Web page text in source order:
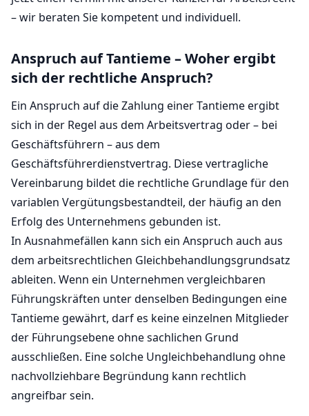
– wir beraten Sie kompetent und individuell.
Anspruch auf Tantieme – Woher ergibt
sich der rechtliche Anspruch?
Ein Anspruch auf die Zahlung einer Tantieme ergibt
sich in der Regel aus dem Arbeitsvertrag oder – bei
Geschäftsführern – aus dem
Geschäftsführerdienstvertrag. Diese vertragliche
Vereinbarung bildet die rechtliche Grundlage für den
variablen Vergütungsbestandteil, der häufig an den
Erfolg des Unternehmens gebunden ist.
In Ausnahmefällen kann sich ein Anspruch auch aus
dem arbeitsrechtlichen Gleichbehandlungsgrundsatz
ableiten. Wenn ein Unternehmen vergleichbaren
Führungskräften unter denselben Bedingungen eine
Tantieme gewährt, darf es keine einzelnen Mitglieder
der Führungsebene ohne sachlichen Grund
ausschließen. Eine solche Ungleichbehandlung ohne
nachvollziehbare Begründung kann rechtlich
angreifbar sein.